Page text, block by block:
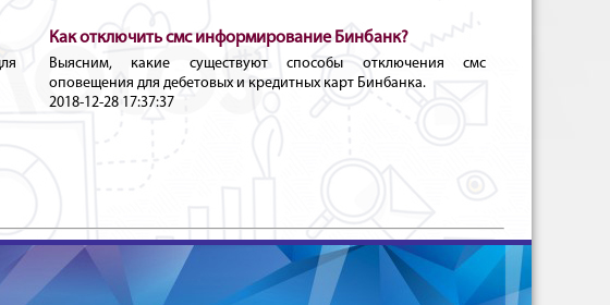
Как отключить смс информирование Бинбанк?
Выясним, какие существуют способы отключения смс
оповещения для дебетовых и кредитных карт Бинбанка.
2018-12-28 17:37:37